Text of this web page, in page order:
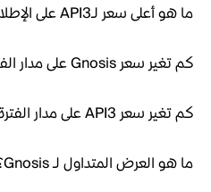
ما هو أعلى سعر لـAPI3 على الإطلاق؟
كم تغير سعر Gnosis على مدار الفترة الماضية؟
كم تغير سعر API3 على مدار الفترة الماضية؟
ما هو العرض المتداول لـ Gnosis؟